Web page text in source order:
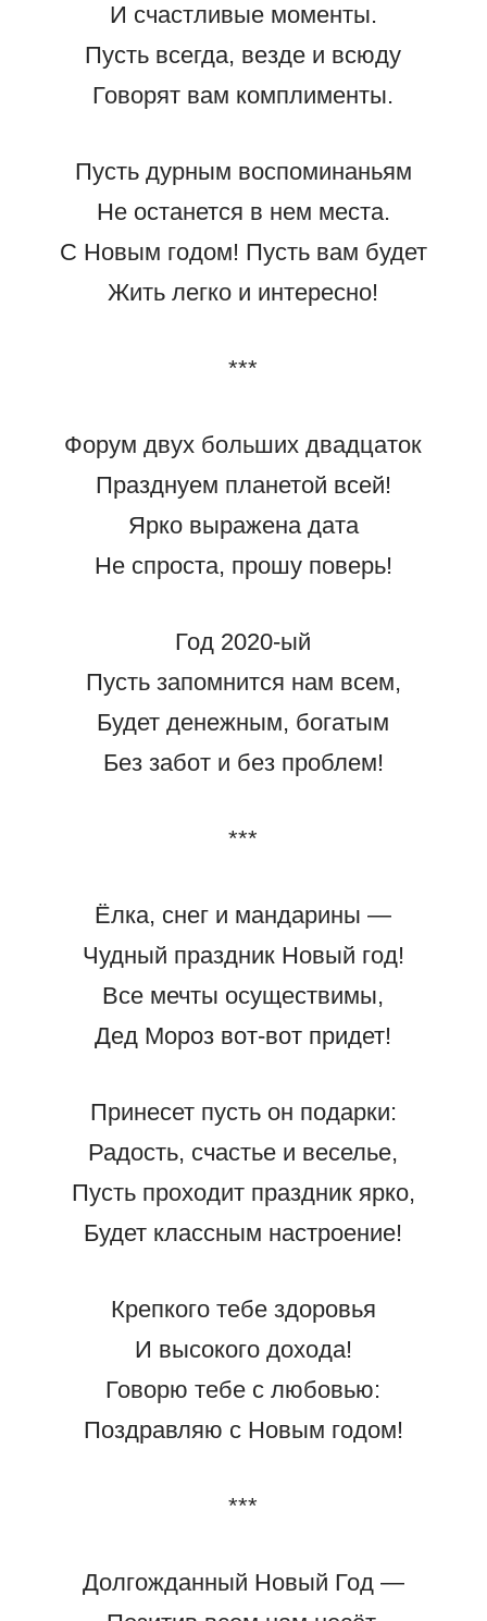
И счастливые моменты.
Пусть всегда, везде и всюду
Говорят вам комплименты.
Пусть дурным воспоминаньям
Не останется в нем места.
С Новым годом! Пусть вам будет
Жить легко и интересно!
***
Форум двух больших двадцаток
Празднуем планетой всей!
Ярко выражена дата
Не спроста, прошу поверь!
Год 2020-ый
Пусть запомнится нам всем,
Будет денежным, богатым
Без забот и без проблем!
***
Ёлка, снег и мандарины —
Чудный праздник Новый год!
Все мечты осуществимы,
Дед Мороз вот-вот придет!
Принесет пусть он подарки:
Радость, счастье и веселье,
Пусть проходит праздник ярко,
Будет классным настроение!
Крепкого тебе здоровья
И высокого дохода!
Говорю тебе с любовью:
Поздравляю с Новым годом!
***
Долгожданный Новый Год —